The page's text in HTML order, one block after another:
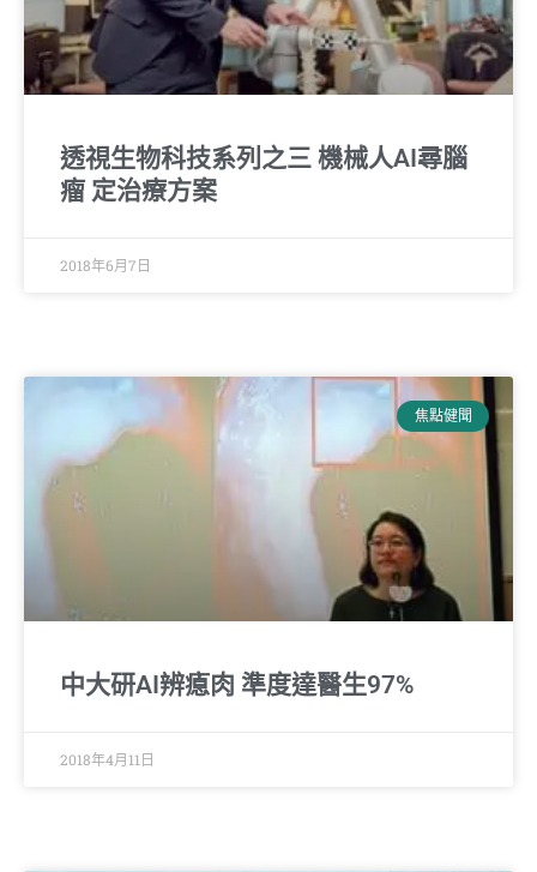
透視生物科技系列之三 機械人AI尋腦
瘤 定治療方案
2018年6月7日
焦點健聞
中大研AI辨瘜肉 準度達醫生97%
2018年4月11日